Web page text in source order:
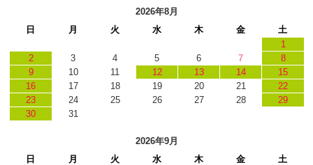
2026年8月
日
月 火 水 木 金
土
1
2
3 4 5 6 7
8
9
10 11 12 13 14
15
16
17 18 19 20 21
22
23
24 25 26 27 28
29
30
31
2026年9月
日
月 火 水 木 金
土